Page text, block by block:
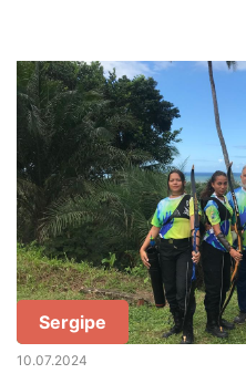
Sergipe
10.07.2024